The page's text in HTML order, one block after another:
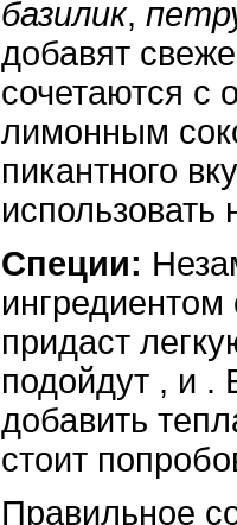
базилик,
добавят
сочетаются с
лимонным
пикантного
использовать
Специи:
ингредиентом
придаст
подойдут , и .
добавить
стоит
Правильное